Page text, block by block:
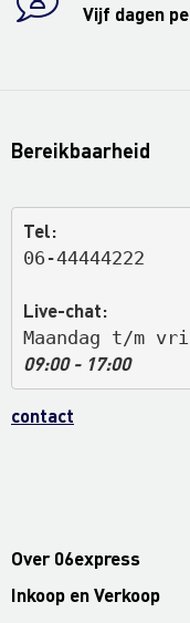
Vijf dagen
Bereikbaarheid
Tel:
06-44444222
Live-chat:
Maandag t/m
09:00 - 17:00
contact
Over 06express
Inkoop en Verkoop